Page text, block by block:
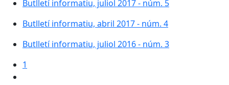
Butlletí informatiu, juliol 2017 - núm. 5
Butlletí informatiu, abril 2017 - núm. 4
Butlletí informatiu, juliol 2016 - núm. 3
1